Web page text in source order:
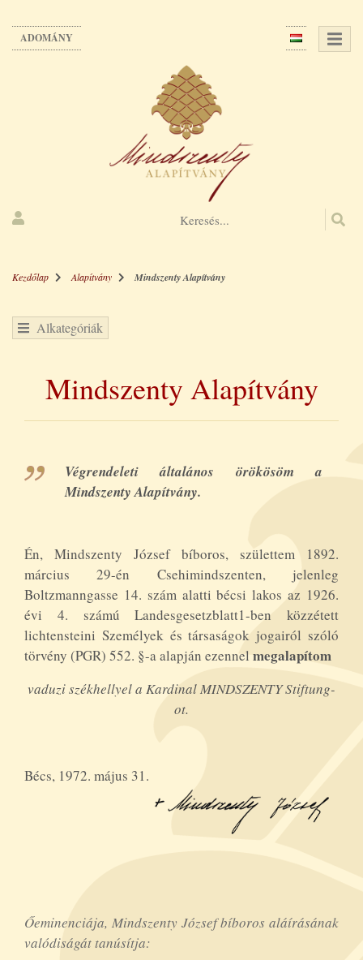
tartalomra
ADOMÁNY
Kezdőlap Alapítvány Mindszenty Alapítvány
Alkategóriák
Mindszenty Alapítvány
Végrendeleti általános örökösöm a
Mindszenty Alapítvány.
Én, Mindszenty József bíboros, születtem 1892.
március 29-én Csehimindszenten, jelenleg
Boltzmanngasse 14. szám alatti bécsi lakos az 1926.
évi 4. számú Landesgesetzblatt1-ben közzétett
lichtensteini Személyek és társaságok jogairól szóló
törvény (PGR) 552. §-a alapján ezennel megalapítom
vaduzi székhellyel a Kardinal MINDSZENTY Stiftung-
ot.
Bécs, 1972. május 31.
Őeminenciája, Mindszenty József bíboros aláírásának
valódiságát tanúsítja: